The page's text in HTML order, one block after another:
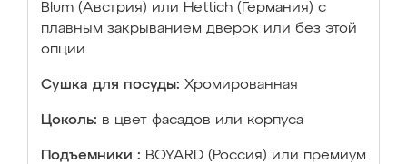
Blum (Австрия) или Hettich (Германия) с
плавным закрыванием дверок или без этой
опции
Сушка для посуды: Хромированная
Цоколь: в цвет фасадов или корпуса
Подъемники : BOYARD (Россия) или премиум